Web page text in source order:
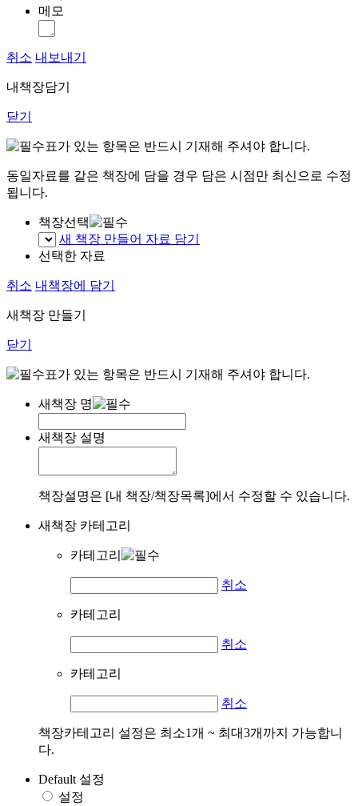
메모
취소 내보내기
내책장담기
닫기
표가 있는 항목은 반드시 기재해 주셔야 합니다.
동일자료를 같은 책장에 담을 경우 담은 시점만 최신으로 수정
됩니다.
책장선택
새 책장 만들어 자료 담기
선택한 자료
취소 내책장에 담기
새책장 만들기
닫기
표가 있는 항목은 반드시 기재해 주셔야 합니다.
새책장 명
새책장 설명
책장설명은 [내 책장/책장목록]에서 수정할 수 있습니다.
새책장 카테고리
카테고리
취소
카테고리
취소
카테고리
취소
책장카테고리 설정은 최소1개 ~ 최대3개까지 가능합니
다.
Default 설정
설정